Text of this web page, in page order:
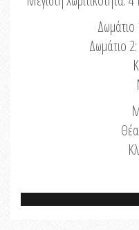
Δωμάτιο
Δωμάτιο